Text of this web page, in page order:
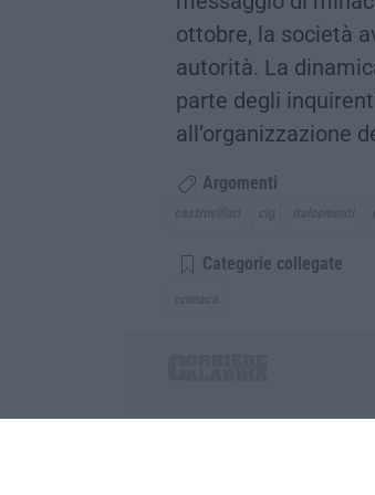
ottobre, la società
autorità. La
parte degli
all’organizzazione
Argomenti
Categorie collegate
P.IVA. 03199620794, Via del